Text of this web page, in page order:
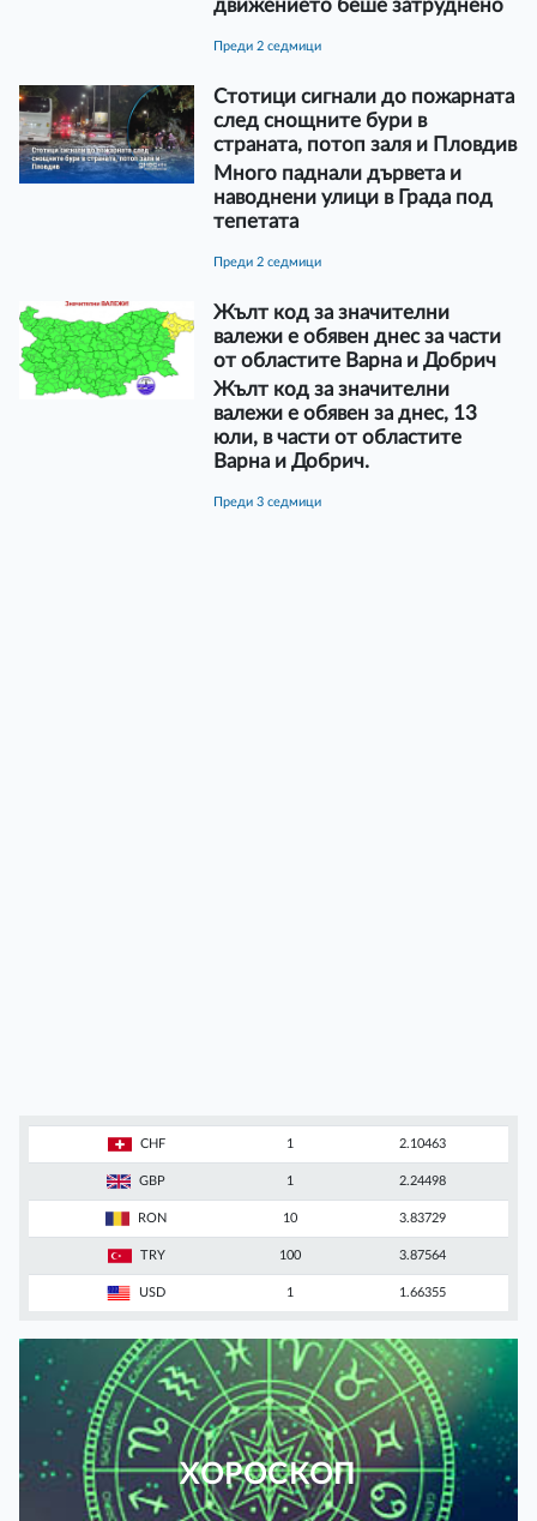
движението беше затруднено
преди 2 седмици
Стотици сигнали до пожарната
след снощните бури в
страната, потоп заля и Пловдив
Много паднали дървета и
наводнени улици в Града под
тепетата
преди 2 седмици
Жълт код за значителни
валежи е обявен днес за части
от областите Варна и Добрич
Жълт код за значителни
валежи е обявен за днес, 13
юли, в части от областите
Варна и Добрич.
преди 3 седмици
CHF 1 2.10463
GBP 1 2.24498
RON 10 3.83729
TRY 100 3.87564
USD 1 1.66355
ХОРОСКОП